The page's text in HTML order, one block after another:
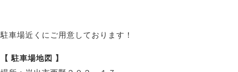
駐車場近くにご用意しております！
【 駐車場地図 】